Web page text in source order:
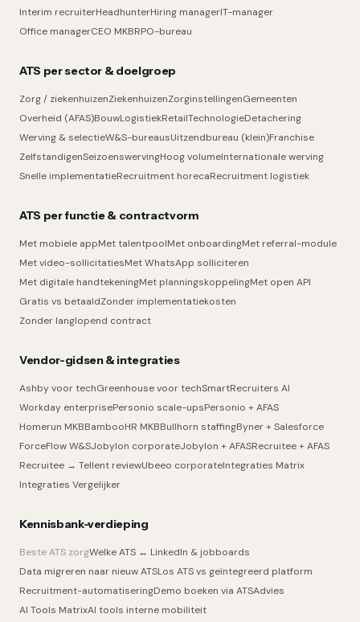
Interim recruiterHeadhunterHiring managerIT-manager
Office managerCEO MKBRPO-bureau
ATS per sector & doelgroep
Zorg / ziekenhuizenZiekenhuizenZorginstellingenGemeenten
Overheid (AFAS)BouwLogistiekRetailTechnologieDetachering
Werving & selectieW&S-bureausUitzendbureau (klein)Franchise
ZelfstandigenSeizoenswervingHoog volumeInternationale werving
Snelle implementatieRecruitment horecaRecruitment logistiek
ATS per functie & contractvorm
Met mobiele appMet talentpoolMet onboardingMet referral-module
Met video-sollicitatiesMet WhatsApp solliciteren
Met digitale handtekeningMet planningskoppelingMet open API
Gratis vs betaaldZonder implementatiekosten
Zonder langlopend contract
Vendor-gidsen & integraties
Ashby voor techGreenhouse voor techSmartRecruiters AI
Workday enterprisePersonio scale-upsPersonio + AFAS
Homerun MKBBambooHR MKBBullhorn staffingByner + Salesforce
ForceFlow W&SJobylon corporateJobylon + AFASRecruitee + AFAS
Recruitee → Tellent reviewUbeeo corporateIntegraties Matrix
Integraties Vergelijker
Kennisbank-verdieping
Beste ATS zorgWelke ATS ↔ LinkedIn & jobboards
Data migreren naar nieuw ATSLos ATS vs geïntegreerd platform
Recruitment-automatiseringDemo boeken via ATSAdvies
AI Tools MatrixAI tools interne mobiliteit